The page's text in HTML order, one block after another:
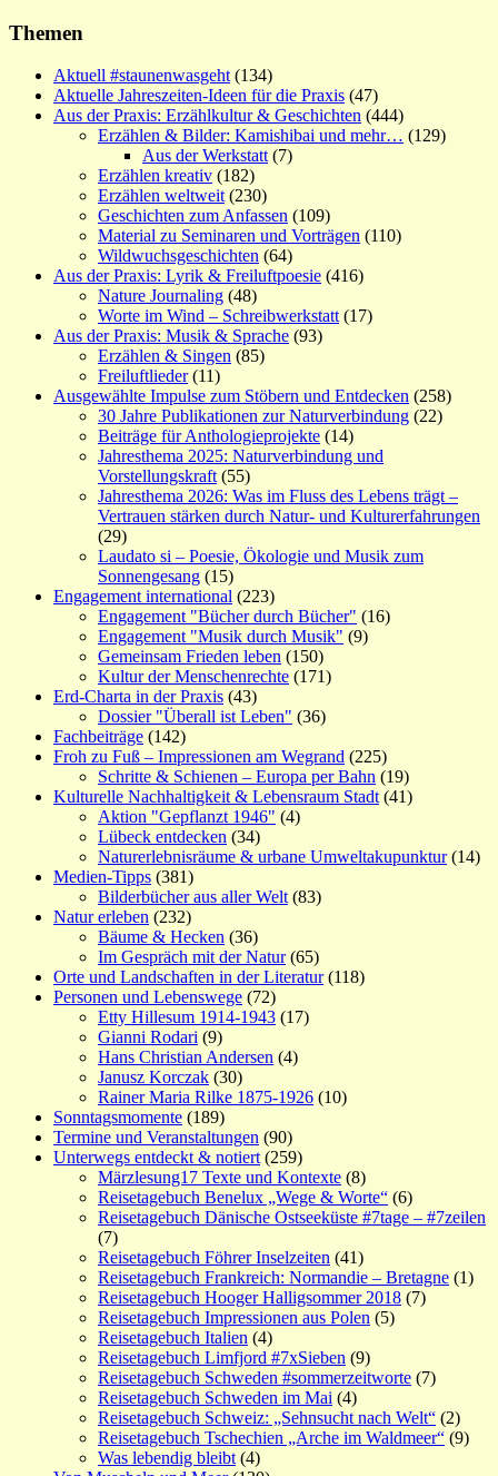
Themen
Aktuell #staunenwasgeht (134)
Aktuelle Jahreszeiten-Ideen für die Praxis (47)
Aus der Praxis: Erzählkultur & Geschichten (444)
Erzählen & Bilder: Kamishibai und mehr… (129)
Aus der Werkstatt (7)
Erzählen kreativ (182)
Erzählen weltweit (230)
Geschichten zum Anfassen (109)
Material zu Seminaren und Vorträgen (110)
Wildwuchsgeschichten (64)
Aus der Praxis: Lyrik & Freiluftpoesie (416)
Nature Journaling (48)
Worte im Wind – Schreibwerkstatt (17)
Aus der Praxis: Musik & Sprache (93)
Erzählen & Singen (85)
Freiluftlieder(11)
Ausgewählte Impulse zum Stöbern und Entdecken (258)
30 Jahre Publikationen zur Naturverbindung (22)
Beiträge für Anthologieprojekte (14)
Jahresthema 2025: Naturverbindung und
Vorstellungskraft (55)
Jahresthema 2026: Was im Fluss des Lebens trägt –
Vertrauen stärken durch Natur- und Kulturerfahrungen
(29)
Laudato si – Poesie, Ökologie und Musik zum
Sonnengesang (15)
Engagement international (223)
Engagement "Bücher durch Bücher" (16)
Engagement "Musik durch Musik" (9)
Gemeinsam Frieden leben (150)
Kultur der Menschenrechte (171)
Erd-Charta in der Praxis (43)
Dossier "Überall ist Leben" (36)
Fachbeiträge (142)
Froh zu Fuß – Impressionen am Wegrand (225)
Schritte & Schienen – Europa per Bahn (19)
Kulturelle Nachhaltigkeit & Lebensraum Stadt (41)
Aktion "Gepflanzt 1946" (4)
Lübeck entdecken (34)
Naturerlebnisräume & urbane Umweltakupunktur(14)
Medien-Tipps (381)
Bilderbücher aus aller Welt (83)
Natur erleben (232)
Bäume & Hecken (36)
Im Gespräch mit der Natur(65)
Orte und Landschaften in der Literatur(118)
Personen und Lebenswege (72)
Etty Hillesum 1914-1943 (17)
Gianni Rodari (9)
Hans Christian Andersen (4)
Janusz Korczak (30)
Rainer Maria Rilke 1875-1926 (10)
Sonntagsmomente (189)
Termine und Veranstaltungen (90)
Unterwegs entdeckt & notiert (259)
Märzlesung17 Texte und Kontexte (8)
Reisetagebuch Benelux „Wege & Worte“ (6)
Reisetagebuch Dänische Ostseeküste #7tage – #7zeilen
(7)
Reisetagebuch Föhrer Inselzeiten (41)
Reisetagebuch Frankreich: Normandie – Bretagne (1)
Reisetagebuch Hooger Halligsommer 2018 (7)
Reisetagebuch Impressionen aus Polen (5)
Reisetagebuch Italien (4)
Reisetagebuch Limfjord #7xSieben (9)
Reisetagebuch Schweden #sommerzeitworte (7)
Reisetagebuch Schweden im Mai (4)
Reisetagebuch Schweiz: „Sehnsucht nach Welt“ (2)
Reisetagebuch Tschechien „Arche im Waldmeer“ (9)
Was lebendig bleibt (4)